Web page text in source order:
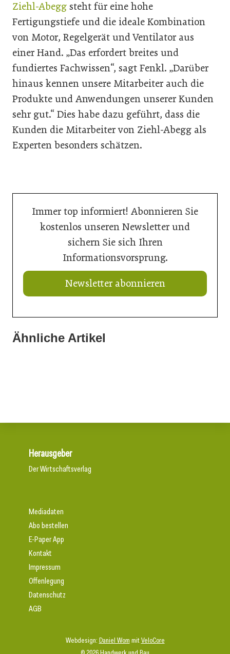
Ziehl-Abegg steht für eine hohe
Fertigungstiefe und die ideale Kombination
von Motor, Regelgerät und Ventilator aus
einer Hand. „Das erfordert breites und
fundiertes Fachwissen“, sagt Fenkl. „Darüber
hinaus kennen unsere Mitarbeiter auch die
Produkte und Anwendungen unserer Kunden
sehr gut.“ Dies habe dazu geführt, dass die
Kunden die Mitarbeiter von Ziehl-Abegg als
Experten besonders schätzen.
Immer top informiert! Abonnieren Sie
kostenlos unseren Newsletter und
sichern Sie sich Ihren
Informationsvorsprung.
Newsletter abonnieren
Ähnliche Artikel
21. Juli 2026
20. Juli 2026
Herausgeber
Der Wirtschaftsverlag
Webdesign: Daniel Wom mitVeloCore
Mediadaten
Abo bestellen
E-Paper App
Kontakt
Impressum
Offenlegung
Datenschutz
AGB